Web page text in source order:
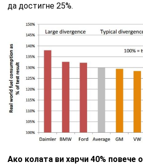
да достигне 25%.
Ако колата ви харчи 40% повече